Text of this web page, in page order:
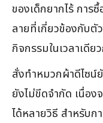
ของเด็กยากไร้ กา
ลายที่เกี่ยวข้องกับตั
กิจกรรมในเวลาเดีย
สั่งทำหมวกผ้าดีไซน์
ยังไม่ขีดจำกัด เนื่อ
ได้หลายวิธี สำหรับ